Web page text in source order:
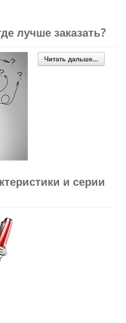
лучше заказать?
Читать дальше...
и серии